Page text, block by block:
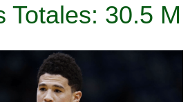
Totales: 30.5 M